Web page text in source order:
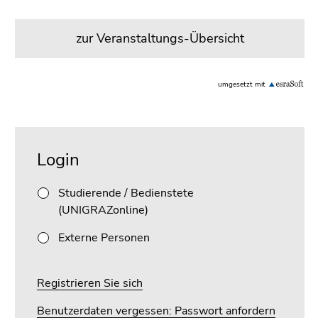
Seitenbereichs:
Unternavigation:
dieses
Seitenbereichs.
Übersicht
Seitenbereiche
Login
Studierende / Bedienstete
(UNIGRAZonline)
Externe Personen
Registrieren Sie sich
Benutzerdaten vergessen: Passwort anfordern
zur Veranstaltungs-Übersicht
umgesetzt mit